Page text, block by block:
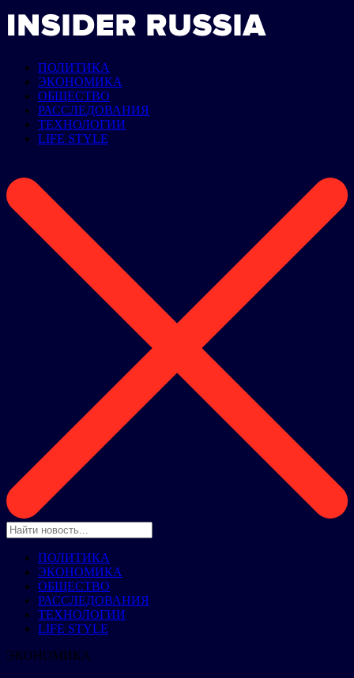
ПОЛИТИКА
ЭКОНОМИКА
ОБЩЕСТВО
РАССЛЕДОВАНИЯ
ТЕХНОЛОГИИ
LIFE STYLE
ПОЛИТИКА
ЭКОНОМИКА
ОБЩЕСТВО
РАССЛЕДОВАНИЯ
ТЕХНОЛОГИИ
LIFE STYLE
ЭКОНОМИКА